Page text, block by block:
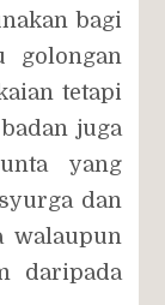
bagi
golongan
tetapi
juga
yang
dan
walaupun
daripada